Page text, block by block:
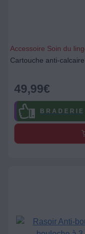
Accessoire Soin du
Cartouche anti-
49,99€
B R A D E R I E